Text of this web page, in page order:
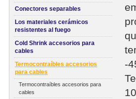
Conectores separables
Los materiales cerámicos
resistentes al fuego
Cold Shrink accesorios para
cables
Termocontraíbles accesorios
para cables
Termocontraíbles accesorios para
cables
-